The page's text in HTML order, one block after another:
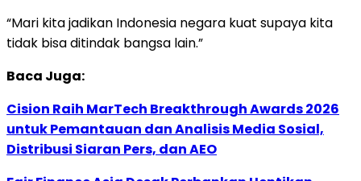
“Mari kita jadikan Indonesia negara kuat supaya kita
tidak bisa ditindak bangsa lain.”
Baca Juga:
Cision Raih MarTech Breakthrough Awards 2026
untuk Pemantauan dan Analisis Media Sosial,
Distribusi Siaran Pers, dan AEO